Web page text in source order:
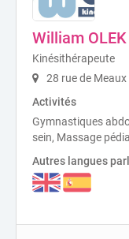
William OLEK
Kinésithérapeute
28 rue de
Activités
Gymnastiques
sein, Massage
Autres langues